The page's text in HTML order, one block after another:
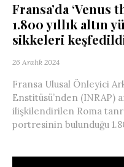
Fransa’da ‘Venus
1.800 yıllık altın
sikkeleri
26 Aralık 2024
Fransa Ulusal Önleyici
Enstitüsü’nden (INRAP)
ilişkilendirilen Roma
portresinin bulunduğu